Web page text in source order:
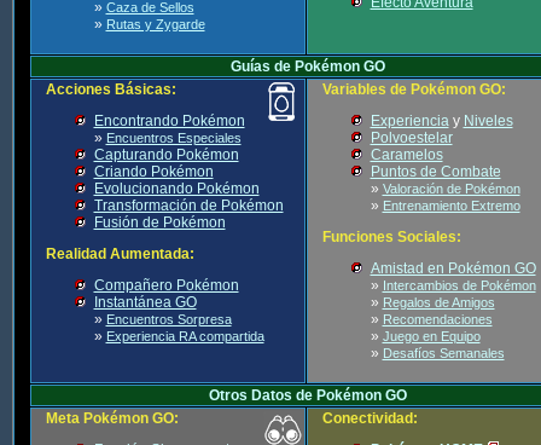
» Caza de Sellos
» Rutas y Zygarde
Guías de Pokémon GO
Acciones Básicas:
Encontrando Pokémon
» Encuentros Especiales
Capturando Pokémon
Criando Pokémon
Evolucionando Pokémon
Transformación de Pokémon
Fusión de Pokémon
Realidad Aumentada:
Compañero Pokémon
Instantánea GO
» Encuentros Sorpresa
» Experiencia RA compartida
Variables de Pokémon GO:
Experienciay Niveles
Polvoestelar
Caramelos
Puntos de Combate
» Valoración de Pokémon
» Entrenamiento Extremo
Funciones Sociales:
Amistad en Pokémon GO
» Intercambios de Pokémon
» Regalos de Amigos
» Recomendaciones
» Juego en Equipo
» Desafíos Semanales
Otros Datos de Pokémon GO
Meta Pokémon GO:
Conectividad: